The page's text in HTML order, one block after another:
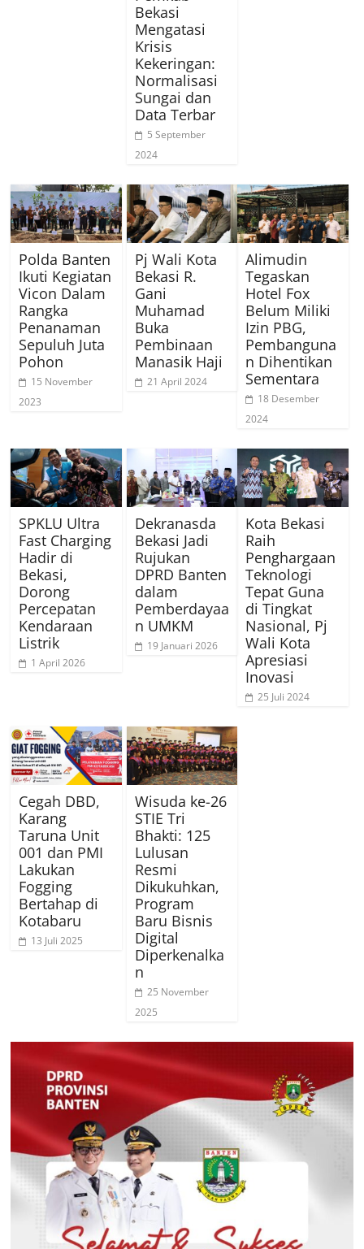
Bekasi
Mengatasi
Krisis
Kekeringan:
Normalisasi
Sungai dan
Data Terbar
5 September
2024
Polda Banten
Ikuti Kegiatan
Vicon Dalam
Rangka
Penanaman
Sepuluh Juta
Pohon
15 November
2023
Pj Wali Kota
Bekasi R.
Gani
Muhamad
Buka
Pembinaan
Manasik Haji
21 April 2024
Alimudin
Tegaskan
Hotel Fox
Belum Miliki
Izin PBG,
Pembanguna
n Dihentikan
Sementara
18 Desember
2024
SPKLU Ultra
Fast Charging
Hadir di
Bekasi,
Dorong
Percepatan
Kendaraan
Listrik
1 April 2026
Dekranasda
Bekasi Jadi
Rujukan
DPRD Banten
dalam
Pemberdayaa
n UMKM
19 Januari 2026
Kota Bekasi
Raih
Penghargaan
Teknologi
Tepat Guna
di Tingkat
Nasional, Pj
Wali Kota
Apresiasi
Inovasi
25 Juli 2024
Cegah DBD,
Karang
Taruna Unit
001 dan PMI
Lakukan
Fogging
Bertahap di
Kotabaru
13 Juli 2025
Wisuda ke-26
STIE Tri
Bhakti: 125
Lulusan
Resmi
Dikukuhkan,
Program
Baru Bisnis
Digital
Diperkenalka
n
25 November
2025